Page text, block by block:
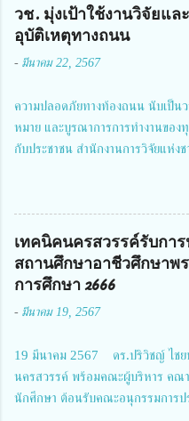
วช. มุ่งเป้าใช้งานวิจัยแ
อุบัติเหตุทางถนน
- มีนาคม 22, 2567
ความปลอดภัยทางท้องถนน นับเป็นว
หมาย และบูรณาการการทำงานของ
กับประชาชน สำนักงานการวิจัยแห่ง
สมาคมวิศวกรรมชีวการแพทย์ไทย
โครงการการวิจัยเชิงปฏิบัติการโด
การเสียชีวิตให้สอดคล้องกับเป้าหม
2567 โดยมี ดร.วิภารัตน์ ดีอ่อง ผู้อำ
ประธานในพิธีเปิดพร้อมให้นโยบายก
การประชุมในครั้งนี้ นางสาวสตตกม
Richmond Stylish Convention
ผู้อำนวยการสำนักงานการวิจัยแห่งช
จัดการทุนวิจัยและนวัตกรรมได้เล็งเ
เทคนิคนครสวรรค์รับการ
สถานศึกษาอาชีวศึกษาพ
การศึกษา 2666
- มีนาคม 19, 2567
19 มีนาคม 2567 ดร.ปริวิชญ์ ไชยป
นครสวรรค์ พร้อมคณะผู้บริหาร คณ
นักศึกษา ต้อนรับคณะอนุกรรมการป